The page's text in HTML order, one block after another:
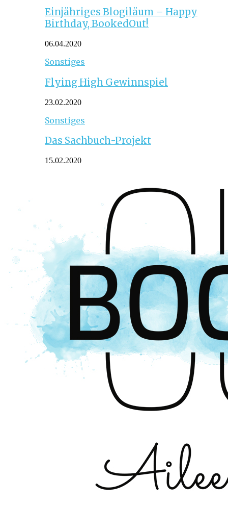
Einjähriges Blogiläum – Happy
Birthday, BookedOut!
06.04.2020
Sonstiges
Flying High Gewinnspiel
23.02.2020
Sonstiges
Das Sachbuch-Projekt
15.02.2020